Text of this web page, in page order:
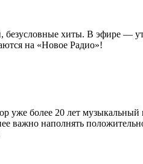
безусловные хиты. В
на «Новое Радио»!
уже более 20 лет
важно наполнять